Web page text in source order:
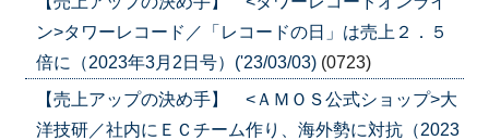
ン>タワーレコード／「レコードの日」は売上２．５
倍に（2023年3月2日号）('23/03/03) (0723)
【売上アップの決め手】 <ＡＭＯＳ公式ショップ>大
洋技研／社内にＥＣチーム作り、海外勢に対抗（2023